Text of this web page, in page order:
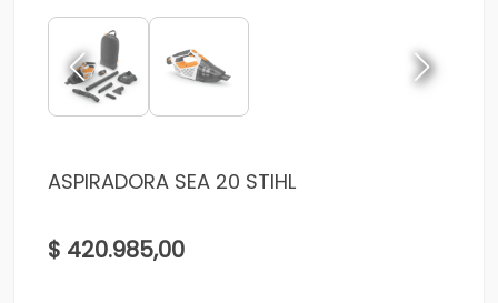
ASPIRADORA SEA 20 STIHL
$ 420.985,00